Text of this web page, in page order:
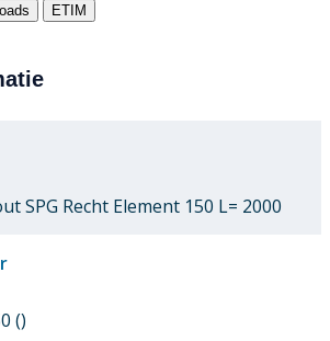
ETIM
SPG Recht Element 150 L= 2000
()